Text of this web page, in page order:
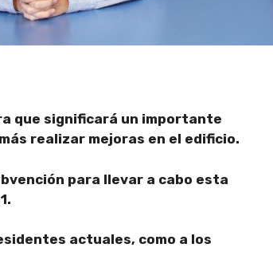
que significará un importante
realizar mejoras en el edificio.
para llevar a cabo esta
actuales, como a los